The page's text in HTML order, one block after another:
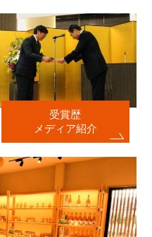
受賞歴
メディア紹介